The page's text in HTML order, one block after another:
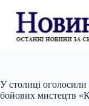
вмісту
У столиці оголосили
бойових мистецтв